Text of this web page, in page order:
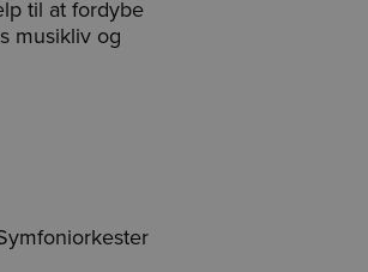
til at fordybe
musikliv og